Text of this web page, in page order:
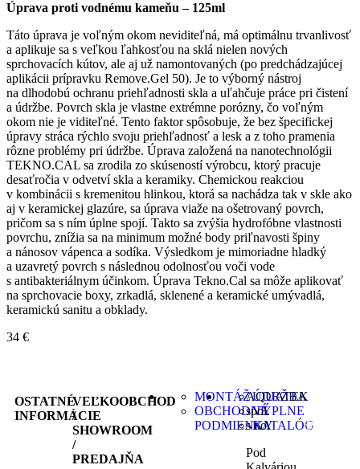
Úprava proti vodnému kameňu – 125ml
Táto úprava je voľným okom neviditeľná, má optimálnu trvanlivosť
a aplikuje sa s veľkou ľahkosťou na sklá nielen nových
sprchovacích kútov, ale aj už namontovaných (po predchádzajúcej
aplikácii prípravku Remove.Gel 50). Je to výborný nástroj
na dlhodobú ochranu priehľadnosti skla a uľahčuje práce pri čistení
a údržbe. Povrch skla je vlastne extrémne porózny, čo voľným
okom nie je viditeľné. Tento faktor spôsobuje, že bez špecifickej
úpravy stráca rýchlo svoju priehľadnosť a lesk a z toho pramenia
rôzne problémy pri údržbe. Úprava založená na nanotechnológii
TEKNO.CAL sa zrodila zo skúseností výrobcu, ktorý pracuje
desaťročia v odvetví skla a keramiky. Chemickou reakciou
v kombinácii s kremenitou hlinkou, ktorá sa nachádza tak v skle ako
aj v keramickej glazúre, sa úprava viaže na ošetrovaný povrch,
pričom sa s ním úplne spojí. Takto sa zvýšia hydrofóbne vlastnosti
povrchu, znížia sa na minimum možné body priľnavosti špiny
a nánosov vápenca a sodíka. Výsledkom je mimoriadne hladký
a uzavretý povrch s následnou odolnosťou voči vode
s antibakteriálnym účinkom. Úprava Tekno.Cal sa môže aplikovať
na sprchovacie boxy, zrkadlá, sklenené a keramické umývadlá,
keramickú sanitu a obklady.
34 €
OSTATNÉ
INFORMÁCIE
VEĽKOOBCHOD
/
SHOWROOM
/
PREDAJŇA
MONTÁŽ
OBCHODNÉ
PODMIENKY
ÚDRŽBA
VÝPLNE
KATALÓG
AQUATEK
spol.
s r.o.
Pod
+ 421
6092